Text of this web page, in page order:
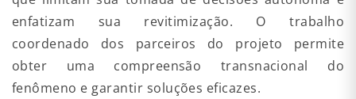
enfatizam sua revitimização. O trabalho
coordenado dos parceiros do projeto permite
obter uma compreensão transnacional do
fenômeno e garantir soluções eficazes.